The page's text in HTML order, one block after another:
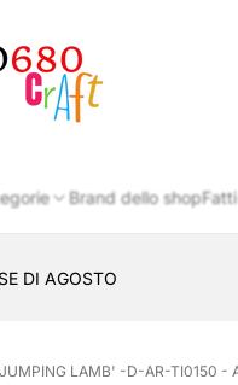
Brand dello shop
DI AGOSTO
LAMB' -D-AR-TI0150 -